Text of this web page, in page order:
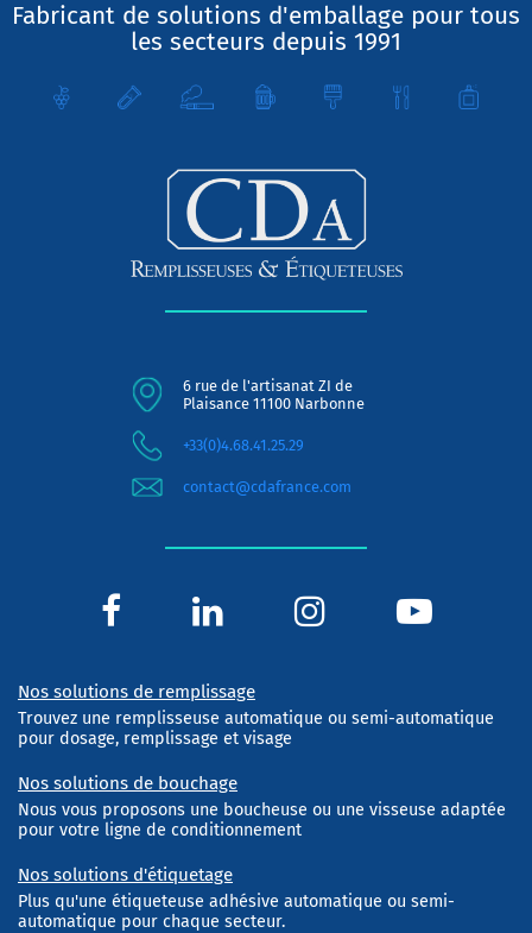
Fabricant de solutions d'emballage pour tous
les secteurs depuis 1991
6 rue de l'artisanat ZI de
Plaisance 11100 Narbonne
+33(0)4.68.41.25.29
contact@cdafrance.com
Nos solutions de remplissage
Trouvez une remplisseuse automatique ou semi-automatique
pour dosage, remplissage et visage
Nos solutions de bouchage
Nous vous proposons une boucheuse ou une visseuse adaptée
pour votre ligne de conditionnement
Nos solutions d'étiquetage
Plus qu'une étiqueteuse adhésive automatique ou semi-
automatique pour chaque secteur.